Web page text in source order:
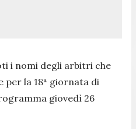
i nomi degli arbitri che
per la 18ª giornata di
giovedì 26